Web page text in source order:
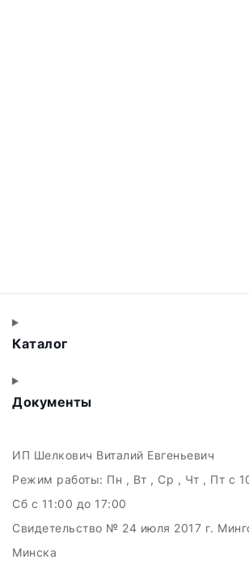
Каталог
Документы
ИП Шелкович Виталий Евгеньевич
Режим работы: Пн , Вт , Ср , Чт , Пт c
Сб c 11:00 до 17:00
Свидетельство № 24 июля 2017 г.
Минска